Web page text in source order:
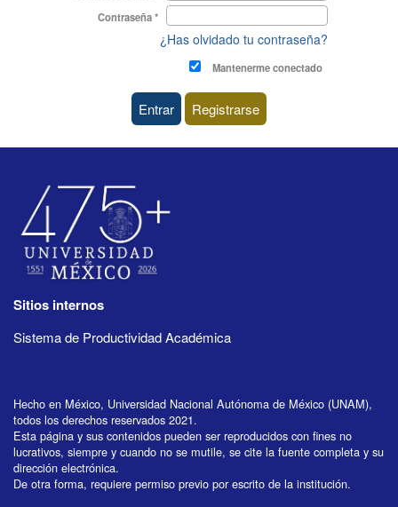
Contraseña*
Obligatorio
¿Has olvidado tu contraseña?
Mantenerme conectado
Entrar Registrarse
Sitios internos
Sistema de Productividad Académica
Hecho en México, Universidad Nacional Autónoma de México (UNAM),
todos los derechos reservados 2021.
Esta página y sus contenidos pueden ser reproducidos con fines no
lucrativos, siempre y cuando no se mutile, se cite la fuente completa y su
dirección electrónica.
De otra forma, requiere permiso previo por escrito de la institución.